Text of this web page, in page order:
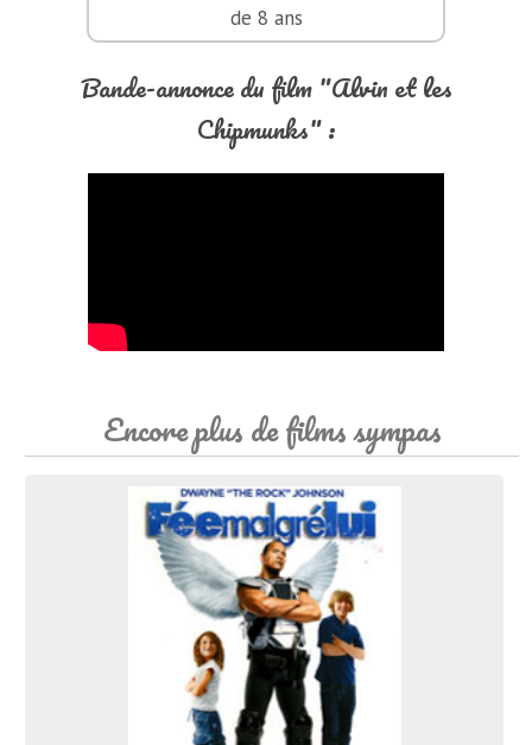
de 8 ans
Bande-annonce du film "Alvin et les
Chipmunks" :
Encore plus de films sympas